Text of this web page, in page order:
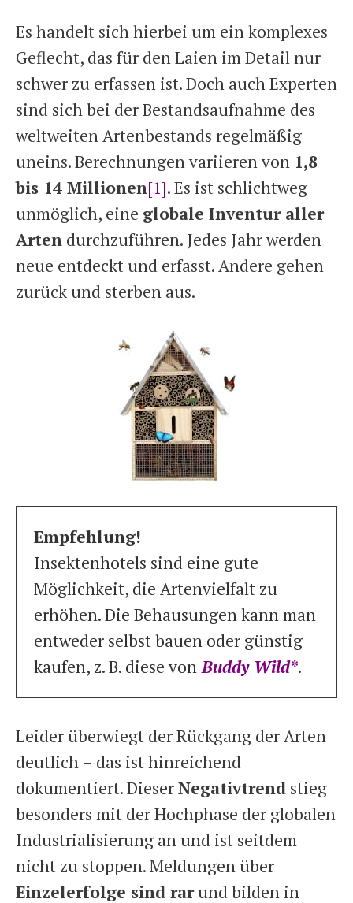
Es handelt sich hierbei um ein komplexes
Geflecht, das für den Laien im Detail nur
schwer zu erfassen ist. Doch auch Experten
sind sich bei der Bestandsaufnahme des
weltweiten Artenbestands regelmäßig
uneins. Berechnungen variieren von 1,8
bis 14 Millionen[1]. Es ist schlichtweg
unmöglich, eine globale Inventur aller
Arten durchzuführen. Jedes Jahr werden
neue entdeckt und erfasst. Andere gehen
zurück und sterben aus.
Empfehlung!
Insektenhotels sind eine gute
Möglichkeit, die Artenvielfalt zu
erhöhen. Die Behausungen kann man
entweder selbst bauen oder günstig
kaufen, z. B. diese von Buddy Wild*.
Leider überwiegt der Rückgang der Arten
deutlich – das ist hinreichend
dokumentiert. DieserNegativtrend stieg
besonders mit der Hochphase der globalen
Industrialisierung an und ist seitdem
nicht zu stoppen. Meldungen über
Einzelerfolge sind rarund bilden in